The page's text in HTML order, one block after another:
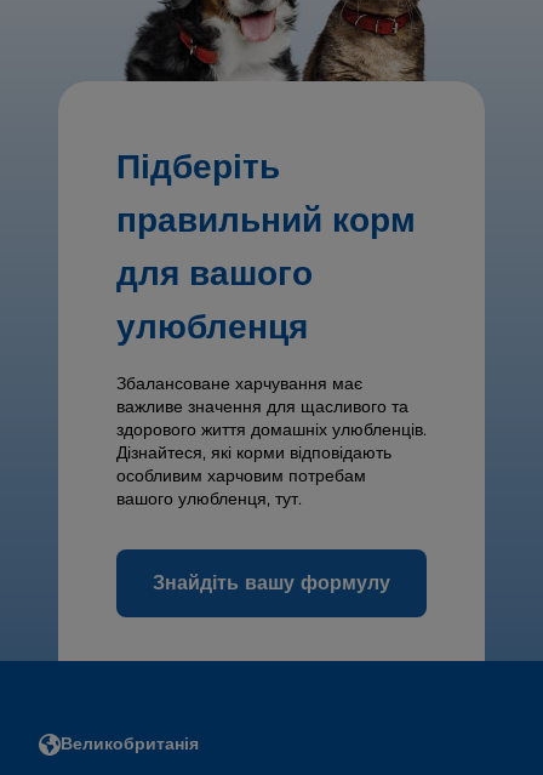
Підберіть
правильний корм
для вашого
улюбленця
Збалансоване харчування має
важливе значення для щасливого та
здорового життя домашніх улюбленців.
Дізнайтеся, які корми відповідають
особливим харчовим потребам
вашого улюбленця, тут.
Знайдіть вашу формулу
Великобританія